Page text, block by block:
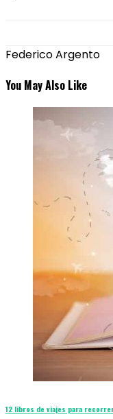
Federico Argento
You May Also Like
12 libros de viajes para